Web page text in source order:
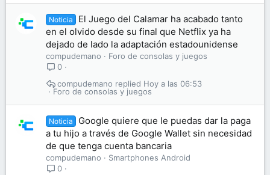
Noticia
El Juego del Calamar ha acabado tanto
en el olvido desde su final que Netflix ya ha
dejado de lado la adaptación estadounidense
compudemano
Foro de consolas y juegos
0
Foro de consolas y juegos
Hoy a las 06:53
compudemano
Noticia
Google quiere que le puedas dar la paga
a tu hijo a través de Google Wallet sin necesidad
de que tenga cuenta bancaria
compudemano
Smartphones Android
0